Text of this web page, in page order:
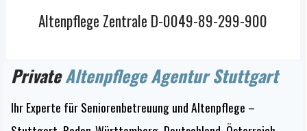
Altenpflege Zentrale D-0049-89-299-900
PrivateAltenpflege Agentur Stuttgart
Ihr Experte für Seniorenbetreuung und Altenpflege –